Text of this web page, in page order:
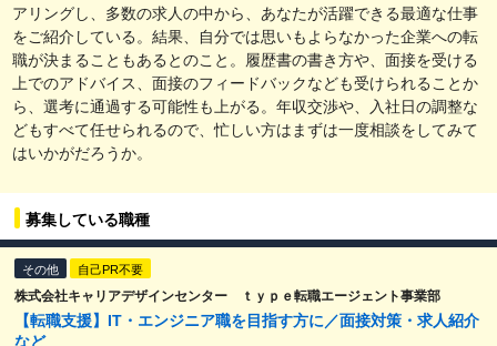
アリングし、多数の求人の中から、あなたが活躍できる最適な仕事
をご紹介している。結果、自分では思いもよらなかった企業への転
職が決まることもあるとのこと。履歴書の書き方や、面接を受ける
上でのアドバイス、面接のフィードバックなども受けられることか
ら、選考に通過する可能性も上がる。年収交渉や、入社日の調整な
どもすべて任せられるので、忙しい方はまずは一度相談をしてみて
はいかがだろうか。
募集している職種
その他 自己PR不要
株式会社キャリアデザインセンター ｔｙｐｅ転職エージェント事業部
【転職支援】IT・エンジニア職を目指す方に／面接対策・求人紹介
など